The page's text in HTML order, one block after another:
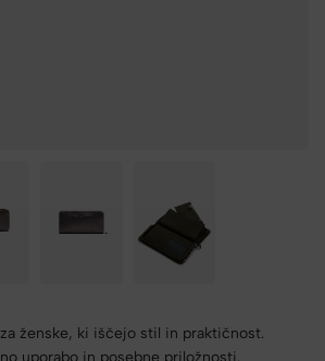
ženske, ki iščejo stil in praktičnost.
uporabo in posebne priložnosti.